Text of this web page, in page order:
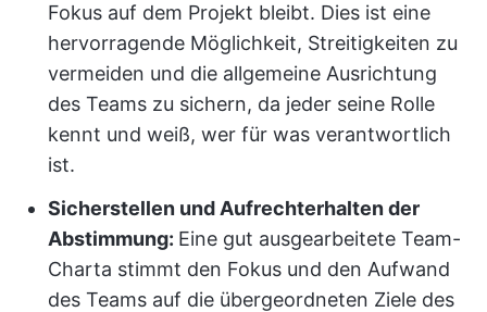
Fokus auf dem Projekt bleibt. Dies ist eine
hervorragende Möglichkeit, Streitigkeiten zu
vermeiden und die allgemeine Ausrichtung
des Teams zu sichern, da jeder seine Rolle
kennt und weiß, wer für was verantwortlich
ist.
Sicherstellen und Aufrechterhalten der
Abstimmung: Eine gut ausgearbeitete Team-
Charta stimmt den Fokus und den Aufwand
des Teams auf die übergeordneten Ziele des